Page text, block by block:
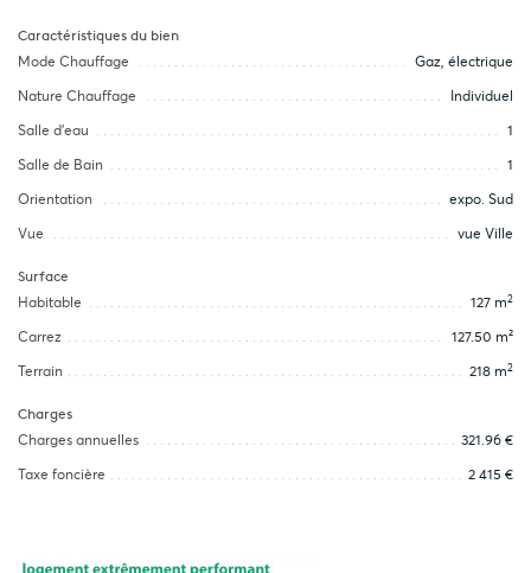
Caractéristiques du bien
Mode Chauffage
Gaz, électrique
Nature Chauffage Individuel
Salle d’eau 1
Salle de Bain 1
Orientation expo. Sud
Vue vue Ville
Surface
Habitable
127 m2
Carrez 127.50 m²
Terrain 218 m2
Charges
Charges annuelles
321.96 €
Taxe foncière 2 415 €